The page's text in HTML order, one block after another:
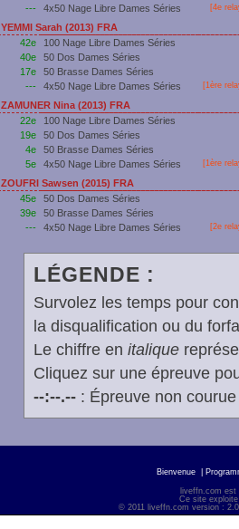
---
4x50 Nage Libre Dames Séries [4e
YEMMI Sarah (2013) FRA
42e
100 Nage Libre Dames Séries
40e
50 Dos Dames Séries
17e
50 Brasse Dames Séries
---
4x50 Nage Libre Dames Séries [1ère
ZAMUNER Nina (2013) FRA
22e
100 Nage Libre Dames Séries
19e
50 Dos Dames Séries
4e
50 Brasse Dames Séries
5e
4x50 Nage Libre Dames Séries [1ère
ZOUFRI Sawsen (2015) FRA
45e
50 Dos Dames Séries
39e
50 Brasse Dames Séries
---
4x50 Nage Libre Dames Séries [2e
LÉGENDE :
Survolez les temps pour
la disqualification ou du
Le chiffre en italique
Cliquez sur une épreuve
--:--.--: Épreuve non
Bienvenue
liveffn.com est
Ce site
© 2011 liveffn.com version :